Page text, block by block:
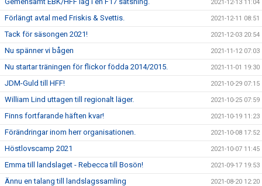
2021-12-13 11:04
Förlängt avtal med Friskis & Svettis. 2021-12-11 08:51
Tack för säsongen 2021! 2021-12-03 20:54
Nu spänner vi bågen 2021-11-12 07:03
Nu startar träningen för flickor födda 2014/2015. 2021-11-01 19:30
JDM-Guld till HFF! 2021-10-29 07:15
William Lind uttagen till regionalt läger. 2021-10-25 07:59
Finns fortfarande häften kvar! 2021-10-19 11:23
Förändringar inom herr organisationen. 2021-10-08 17:52
Höstlovscamp 2021 2021-10-07 11:45
Emma till landslaget - Rebecca till Bosön! 2021-09-17 19:53
Ännu en talang till landslagssamling 2021-08-20 12:20